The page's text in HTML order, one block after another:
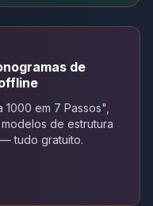
de
em 7 Passos",
de estrutura
tudo gratuito.